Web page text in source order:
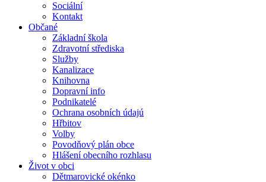
Sociální
Kontakt
Občané
Základní škola
Zdravotní střediska
Služby
Kanalizace
Knihovna
Dopravní info
Podnikatelé
Ochrana osobních údajú
Hřbitov
Volby
Povodňový plán obce
Hlášení obecního rozhlasu
Život v obci
Dětmarovické okénko